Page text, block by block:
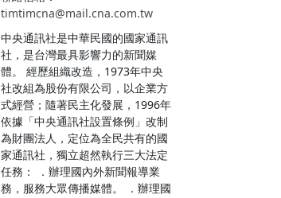
timtimcna@mail.cna.com.tw
中央通訊社是中華民國的國家通訊
社，是台灣最具影響力的新聞媒
體。 經歷組織改造，1973年中央
社改組為股份有限公司，以企業方
式經營；隨著民主化發展，1996年
依據「中央通訊社設置條例」改制
為財團法人，定位為全民共有的國
家通訊社，獨立超然執行三大法定
任務： ．辦理國內外新聞報導業
務，服務大眾傳播媒體。 ．辦理國